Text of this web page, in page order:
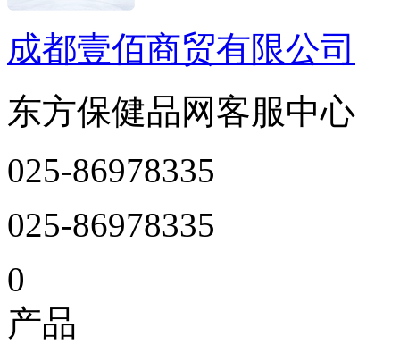
成都壹佰商贸有限公司
东方保健品网客服中心
025-86978335
025-86978335
0
产品